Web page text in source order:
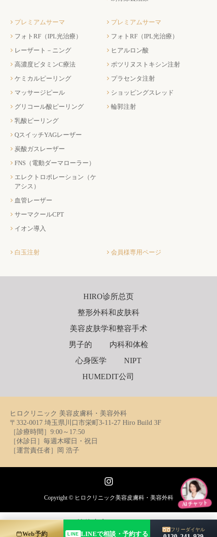
プレミアムサーマ
フォトRF（IPL光治療）
レーザート－ニング
高濃度ビタミンC療法
ケミカルピーリング
マッサージピール
グリコール酸ピーリング
乳酸ピーリング
QスイッチYAGレーザー
炭酸ガスレーザー
FNS（電動ダーマローラー）
エレクトロポレーション（ケ
アシス）
血管レーザー
サーマクールCPT
イオン導入
プレミアムサーマ
フォトRF（IPL光治療）
ヒアルロン酸
ボツリヌストキシン注射
プラセンタ注射
ショッピングスレッド
輪郭注射
白玉注射 会員様専用ページ
HIRO诊所总页
整形外科和皮肤科
美容皮肤学和整容手术
男子的
内科和体检
心身医学
NIPT
HUMEDIT公司
ヒロクリニック 美容皮膚科・美容外科
〒332-0017 埼玉県川口市栄町3-11-27 Hiro Build 3F
［診療時間］9:00～17:50
［休診日］毎週木曜日・祝日
［運営責任者］岡 浩子
Copyright © ヒロクリニック美容皮膚科・美容外科
AIチャット
Web予約 LINE LINEで相談・予約する
フリーダイヤル